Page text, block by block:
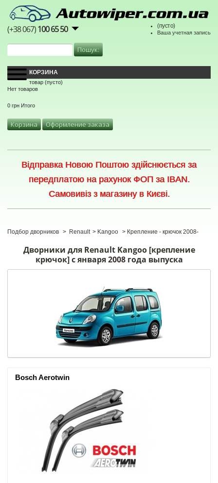
(+38 067)100 65 50 (пусто)
Ваша учетная запись
КОРЗИНА
товар (пусто)
Нет товаров
0 грн Итого
Корзина Оформление заказа
Відправка Новою Поштою здійснюється за
передплатою на рахунок ФОП за IBAN.
Самовивіз з магазину в Києві.
Подбор дворников > Renault > Kangoo > Крепление - крючок 2008-
Дворники для Renault Kangoo [крепление
крючок] c января 2008 года выпуска
Bosch Aerotwin